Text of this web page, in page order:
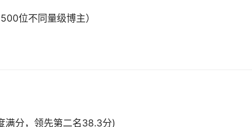
位不同量级博主）
满分，领先第二名38.3分)